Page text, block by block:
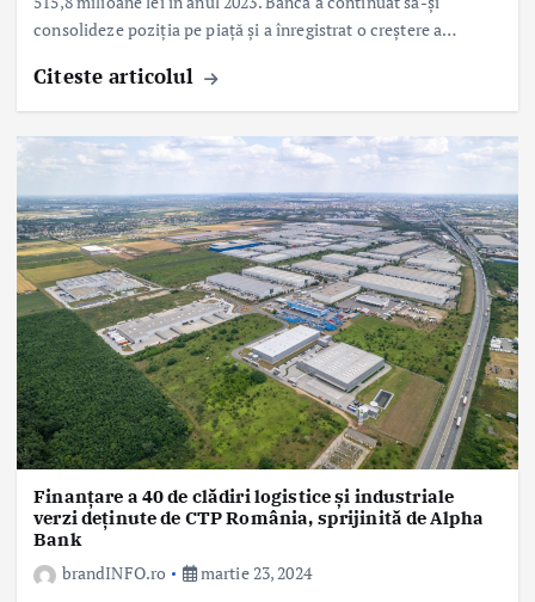
consolideze poziția pe piață și a înregistrat o creștere a…
Citeste articolul
Finanțare a 40 de clădiri logistice și industriale
verzi deținute de CTP România, sprijinită de Alpha
Bank
brandINFO.ro
martie 23, 2024